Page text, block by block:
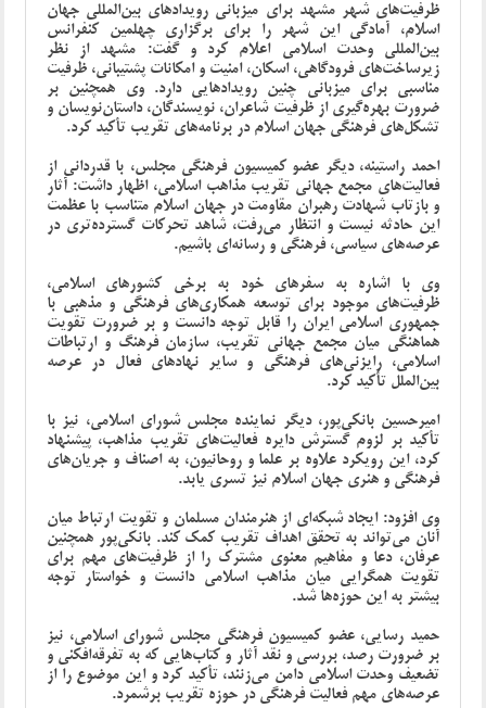
ظرفیت‌های شهر مشهد برای میزبانی رویدادهای بین‌المللی جهان
اسلام، آمادگی این شهر را برای برگزاری چهلمین کنفرانس
بین‌المللی وحدت اسلامی اعلام کرد و گفت: مشهد از نظر
زیرساخت‌های فرودگاهی، اسکان، امنیت و امکانات پشتیبانی، ظرفیت
مناسبی برای میزبانی چنین رویدادهایی دارد. وی همچنین بر
ضرورت بهره‌گیری از ظرفیت شاعران، نویسندگان، داستان‌نویسان و
تشکل‌های فرهنگی جهان اسلام در برنامه‌های تقریب تأکید کرد.
احمد راستینه، دیگر عضو کمیسیون فرهنگی مجلس، با قدردانی از
فعالیت‌های مجمع جهانی تقریب مذاهب اسلامی، اظهار داشت: آثار
و بازتاب شهادت رهبران مقاومت در جهان اسلام متناسب با عظمت
این حادثه نیست و انتظار می‌رفت، شاهد تحرکات گسترده‌تری در
عرصه‌های سیاسی، فرهنگی و رسانه‌ای باشیم.
وی با اشاره به سفرهای خود به برخی کشورهای اسلامی،
ظرفیت‌های موجود برای توسعه همکاری‌های فرهنگی و مذهبی با
جمهوری اسلامی ایران را قابل توجه دانست و بر ضرورت تقویت
هماهنگی میان مجمع جهانی تقریب، سازمان فرهنگ و ارتباطات
اسلامی، رایزنی‌های فرهنگی و سایر نهادهای فعال در عرصه
بین‌الملل تأکید کرد.
امیرحسین بانکی‌پور، دیگر نماینده مجلس شورای اسلامی، نیز با
تأکید بر لزوم گسترش دایره فعالیت‌های تقریب مذاهب، پیشنهاد
کرد، این رویکرد علاوه بر علما و روحانیون، به اصناف و جریان‌های
فرهنگی و هنری جهان اسلام نیز تسری یابد.
وی افزود: ایجاد شبکه‌ای از هنرمندان مسلمان و تقویت ارتباط میان
آنان می‌تواند به تحقق اهداف تقریب کمک کند. بانکی‌پور همچنین
عرفان، دعا و مفاهیم معنوی مشترک را از ظرفیت‌های مهم برای
تقویت همگرایی میان مذاهب اسلامی دانست و خواستار توجه
بیشتر به این حوزه‌ها شد.
حمید رسایی، عضو کمیسیون فرهنگی مجلس شورای اسلامی، نیز
بر ضرورت رصد، بررسی و نقد آثار و کتاب‌هایی که به تفرقه‌افکنی و
تضعیف وحدت اسلامی دامن می‌زنند، تأکید کرد و این موضوع را از
عرصه‌های مهم فعالیت فرهنگی در حوزه تقریب برشمرد.